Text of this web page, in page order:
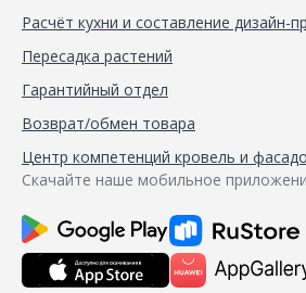
Расчёт кухни и составление дизайн-
Пересадка растений
Гарантийный отдел
Возврат/обмен товара
Центр компетенций кровель и
Скачайте наше мобильное